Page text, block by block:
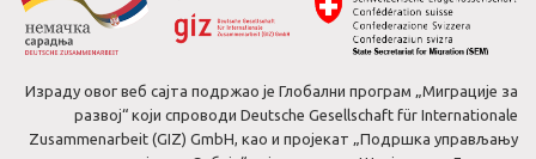
Израду овог веб сајта подржао је Глобални програм „Миграције за
развој“ који спроводи Deutsche Gesellschaft für Internationale
Zusammenarbeit (GIZ) GmbH, као и пројекат „Подршка управљању